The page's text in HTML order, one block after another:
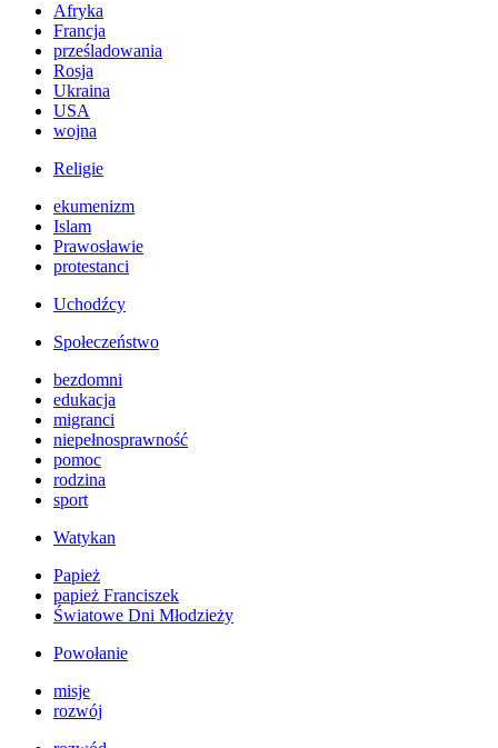
Afryka
Francja
prześladowania
Rosja
Ukraina
USA
wojna
Religie
ekumenizm
Islam
Prawosławie
protestanci
Uchodźcy
Społeczeństwo
bezdomni
edukacja
migranci
niepełnosprawność
pomoc
rodzina
sport
Watykan
Papież
papież Franciszek
Światowe Dni Młodzieży
Powołanie
misje
rozwój